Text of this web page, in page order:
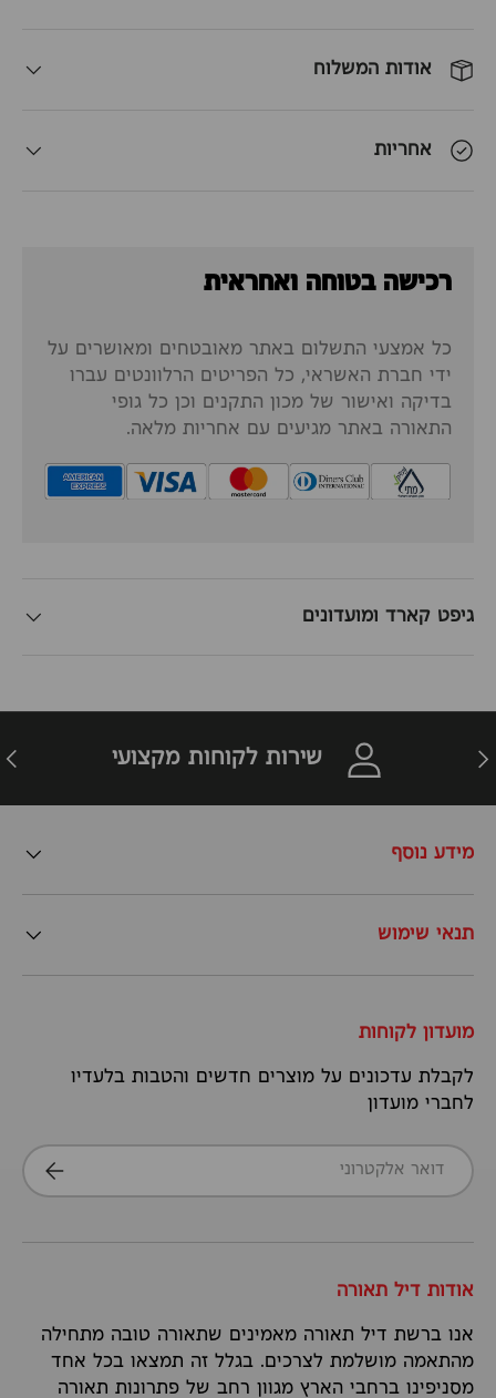
אודות המשלוח
אחריות
רכישה בטוחה ואחראית
כל אמצעי התשלום באתר מאובטחים ומאושרים על
ידי חברת האשראי, כל הפריטים הרלוונטים עברו
בדיקה ואישור של מכון התקנים וכן כל גופי
התאורה באתר מגיעים עם אחריות מלאה.
גיפט קארד ומועדונים
חזרה שירות לקוחות מקצועי
מידע נוסף
תנאי שימוש
מועדון לקוחות
לקבלת עדכונים על מוצרים חדשים והטבות בלעדיו
לחברי מועדון
דואר אלקטרוני
הרשמה
אודות דיל תאורה
אנו ברשת דיל תאורה מאמינים שתאורה טובה מתחילה
מהתאמה מושלמת לצרכים. בגלל זה תמצאו בכל אחד
מסניפינו ברחבי הארץ מגוון רחב של פתרונות תאורה